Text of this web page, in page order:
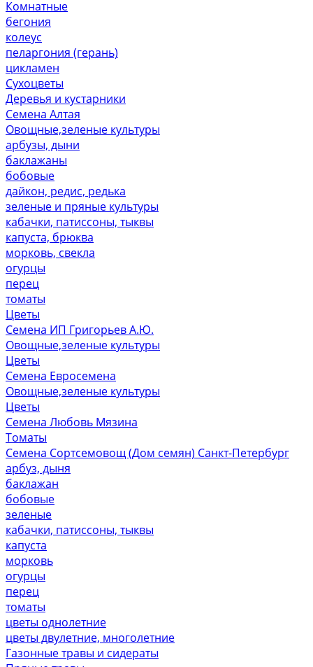
Комнатные
бегония
колеус
пеларгония (герань)
цикламен
Сухоцветы
Деревья и кустарники
Семена Алтая
Овощные,зеленые культуры
арбузы, дыни
баклажаны
бобовые
дайкон, редис, редька
зеленые и пряные культуры
кабачки, патиссоны, тыквы
капуста, брюква
морковь, свекла
огурцы
перец
томаты
Цветы
Семена ИП Григорьев А.Ю.
Овощные,зеленые культуры
Цветы
Семена Евросемена
Овощные,зеленые культуры
Цветы
Семена Любовь Мязина
Томаты
Семена Сортсемовощ (Дом семян) Санкт-Петербург
арбуз, дыня
баклажан
бобовые
зеленые
кабачки, патиссоны, тыквы
капуста
морковь
огурцы
перец
томаты
цветы однолетние
цветы двулетние, многолетние
Газонные травы и сидераты